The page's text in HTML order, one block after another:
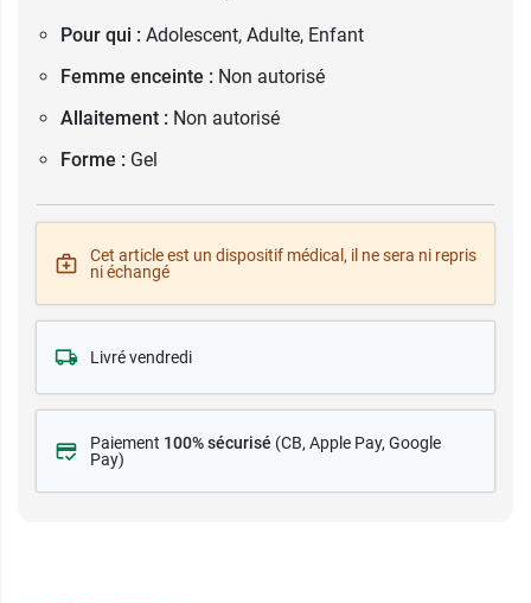
Pour qui : Adolescent, Adulte, Enfant
Femme enceinte : Non autorisé
Allaitement : Non autorisé
Forme : Gel
Cet article est un dispositif médical, il ne sera ni repris
ni échangé
Livré vendredi
Paiement 100% sécurisé (CB, Apple Pay, Google
Pay)